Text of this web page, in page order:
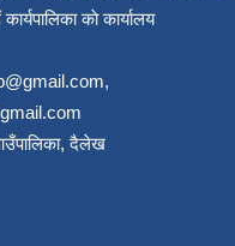
काे कार्यालय
,
दैलेख